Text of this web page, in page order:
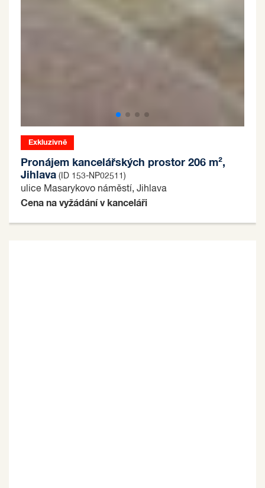
Exkluzivně
Pronájem kancelářských prostor 206 m²,
Jihlava (ID 153-NP02511)
ulice Masarykovo náměstí, Jihlava
Cena na vyžádání v kanceláři